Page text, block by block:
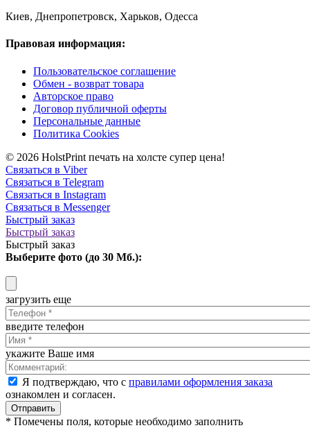
Киев, Днепропетровск, Харьков, Одесса
Правовая информация:
Пользовательское соглашение
Обмен - возврат товара
Авторское право
Договор публичной оферты
Персональные данные
Политика Cookies
© 2026 HolstPrint печать на холсте супер цена!
Связаться в Viber
Связаться в Telegram
Связаться в Instagram
Связаться в Messenger
Быстрый заказ
Быстрый заказ
Быстрый заказ
Выберите фото (до 30 Мб.):
загрузить еще
введите телефон
укажите Ваше имя
Я подтверждаю, что с правилами оформления заказа
ознакомлен и согласен.
Отправить
* Помечены поля, которые необходимо заполнить